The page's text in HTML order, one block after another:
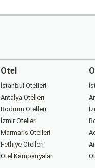
Otel
İstanbul Otelleri
Antalya Otelleri
Bodrum Otelleri
İzmir Otelleri
Marmaris Otelleri
Fethiye Otelleri
Otel Kampanyaları